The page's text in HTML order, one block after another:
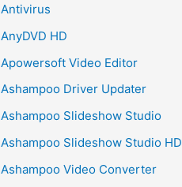
Antivirus
AnyDVD HD
Apowersoft Video Editor
Ashampoo Driver Updater
Ashampoo Slideshow Studio
Ashampoo Slideshow Studio HD
Ashampoo Video Converter